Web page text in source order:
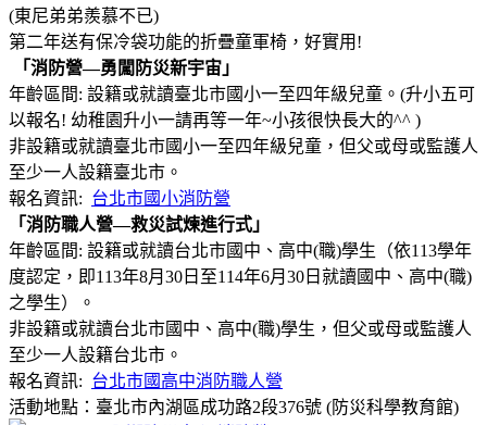
(東尼弟弟羨慕不已)
第二年送有保冷袋功能的折疊童軍椅，好實用!
「消防營­—勇闖防災新宇宙」
年齡區間: 設籍或就讀臺北市國小一至四年級兒童。(升小五可
以報名! 幼稚園升小一請再等一年~小孩很快長大的^^ )
非設籍或就讀臺北市國小一至四年級兒童，但父或母或監護人
至少一人設籍臺北市。
報名資訊: 台北市國小消防營
「消防職人營—救災試煉進行式」
年齡區間: 設籍或就讀台北市國中、高中(職)學生（依113學年
度認定，即113年8月30日至114年6月30日就讀國中、高中(職)
之學生）。
非設籍或就讀台北市國中、高中(職)學生，但父或母或監護人
至少一人設籍台北市。
報名資訊: 台北市國高中消防職人營
活動地點：臺北市內湖區成功路2段376號 (防災科學教育館)